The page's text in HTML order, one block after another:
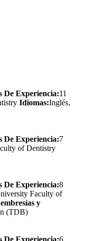
De Experiencia:11
Idiomas:Inglés,
De Experiencia:7
of Dentistry
De Experiencia:8
Faculty of
y
(TDB)
De Experiencia:6